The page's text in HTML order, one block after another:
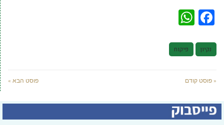
Facebook
נקיון פיקוח
« פוסט קודם פוסט הבא »